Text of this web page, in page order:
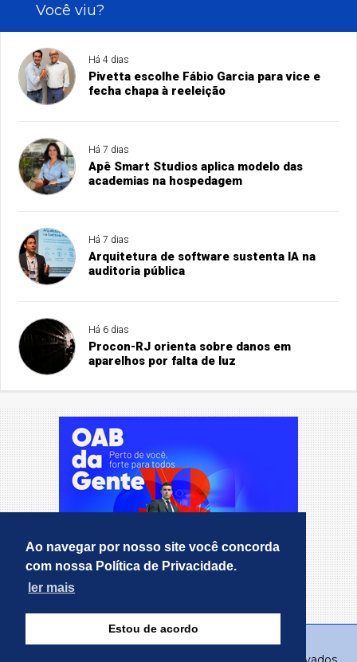
Ao navegar por nosso site você concorda
com nossa Política de Privacidade.
ler mais
Estou de acordo
Você viu?
Há 4 dias
Pivetta escolhe Fábio Garcia para vice e
fecha chapa à reeleição
Há 7 dias
Apê Smart Studios aplica modelo das
academias na hospedagem
Há 7 dias
Arquitetura de software sustenta IA na
auditoria pública
Há 6 dias
Procon-RJ orienta sobre danos em
aparelhos por falta de luz